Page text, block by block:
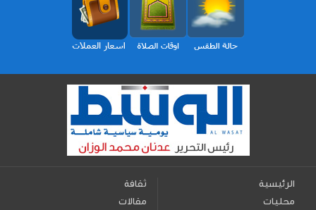
الرئيسية
محليات
ثقافة
مقالات